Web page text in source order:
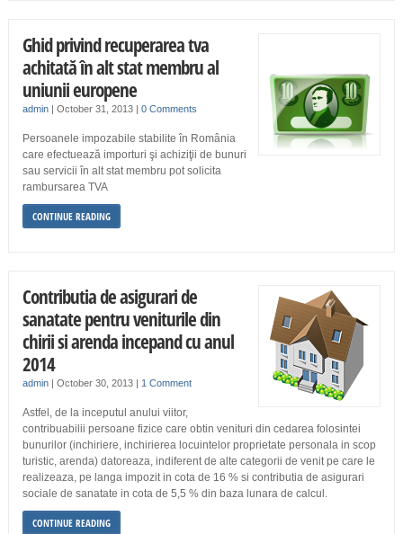
Ghid privind recuperarea tva
achitată în alt stat membru al
uniunii europene
admin| October 31, 2013 | 0 Comments
Persoanele impozabile stabilite în România
care efectuează importuri şi achiziţii de bunuri
sau servicii în alt stat membru pot solicita
rambursarea TVA
CONTINUE READING
Contributia de asigurari de
sanatate pentru veniturile din
chirii si arenda incepand cu anul
2014
admin| October 30, 2013 | 1 Comment
Astfel, de la inceputul anului viitor,
contribuabilii persoane fizice care obtin venituri din cedarea folosintei
bunurilor (inchiriere, inchirierea locuintelor proprietate personala in scop
turistic, arenda) datoreaza, indiferent de alte categorii de venit pe care le
realizeaza, pe langa impozit in cota de 16 % si contributia de asigurari
sociale de sanatate in cota de 5,5 % din baza lunara de calcul.
CONTINUE READING